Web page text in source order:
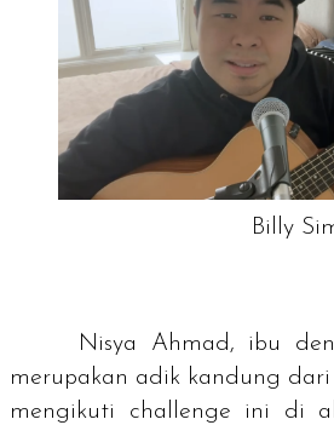
Billy
Nisya Ahmad, ibu
merupakan adik kandung
mengikuti challenge ini di